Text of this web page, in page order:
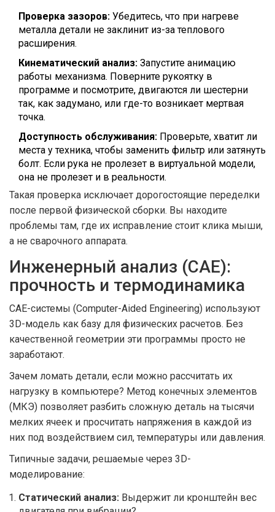
Проверка зазоров: Убедитесь, что при нагреве
металла детали не заклинит из-за теплового
расширения.
Кинематический анализ: Запустите анимацию
работы механизма. Поверните рукоятку в
программе и посмотрите, двигаются ли шестерни
так, как задумано, или где-то возникает мертвая
точка.
Доступность обслуживания: Проверьте, хватит ли
места у техника, чтобы заменить фильтр или затянуть
болт. Если рука не пролезет в виртуальной модели,
она не пролезет и в реальности.
Такая проверка исключает дорогостоящие переделки
после первой физической сборки. Вы находите
проблемы там, где их исправление стоит клика мыши,
а не сварочного аппарата.
Инженерный анализ (CAE):
прочность и термодинамика
CAE-системы (Computer-Aided Engineering) используют
3D-модель как базу для физических расчетов. Без
качественной геометрии эти программы просто не
заработают.
Зачем ломать детали, если можно рассчитать их
нагрузку в компьютере? Метод конечных элементов
(МКЭ) позволяет разбить сложную деталь на тысячи
мелких ячеек и просчитать напряжения в каждой из
них под воздействием сил, температуры или давления.
Типичные задачи, решаемые через 3D-
моделирование:
Статический анализ: Выдержит ли кронштейн вес